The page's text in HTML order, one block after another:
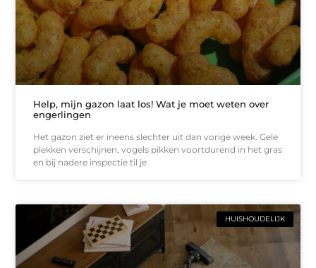
Help, mijn gazon laat los! Wat je moet weten over
engerlingen
Het gazon ziet er ineens slechter uit dan vorige week. Gele
plekken verschijnen, vogels pikken voortdurend in het gras
en bij nadere inspectie til je
HUISHOUDELIJK